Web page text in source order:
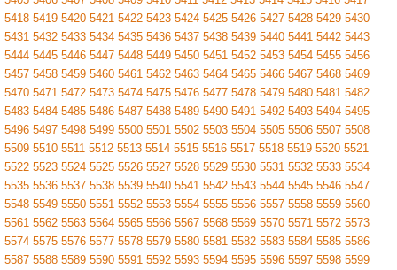
5418 5419 5420 5421 5422 5423 5424 5425 5426 5427 5428 5429 5430
5431 5432 5433 5434 5435 5436 5437 5438 5439 5440 5441 5442 5443
5444 5445 5446 5447 5448 5449 5450 5451 5452 5453 5454 5455 5456
5457 5458 5459 5460 5461 5462 5463 5464 5465 5466 5467 5468 5469
5470 5471 5472 5473 5474 5475 5476 5477 5478 5479 5480 5481 5482
5483 5484 5485 5486 5487 5488 5489 5490 5491 5492 5493 5494 5495
5496 5497 5498 5499 5500 5501 5502 5503 5504 5505 5506 5507 5508
5509 5510 5511 5512 5513 5514 5515 5516 5517 5518 5519 5520 5521
5522 5523 5524 5525 5526 5527 5528 5529 5530 5531 5532 5533 5534
5535 5536 5537 5538 5539 5540 5541 5542 5543 5544 5545 5546 5547
5548 5549 5550 5551 5552 5553 5554 5555 5556 5557 5558 5559 5560
5561 5562 5563 5564 5565 5566 5567 5568 5569 5570 5571 5572 5573
5574 5575 5576 5577 5578 5579 5580 5581 5582 5583 5584 5585 5586
5587 5588 5589 5590 5591 5592 5593 5594 5595 5596 5597 5598 5599